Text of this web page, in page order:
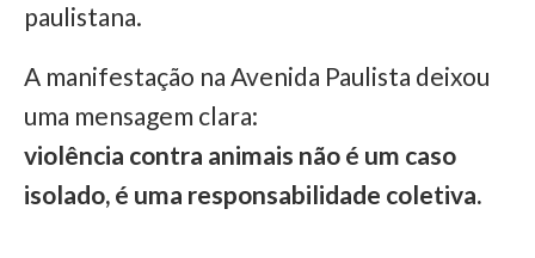
paulistana.
A manifestação na Avenida Paulista deixou
uma mensagem clara:
violência contra animais não é um caso
isolado, é uma responsabilidade coletiva.